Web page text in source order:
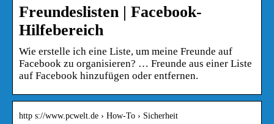
Freundeslisten | Facebook-
Hilfebereich
Wie erstelle ich eine Liste, um meine Freunde auf
Facebook zu organisieren? … Freunde aus einer Liste
auf Facebook hinzufügen oder entfernen.
http s://www.pcwelt.de › How-To › Sicherheit